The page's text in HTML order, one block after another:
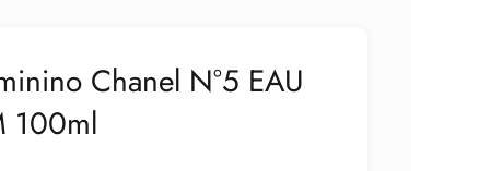
Chanel N°5 EAU
100ml